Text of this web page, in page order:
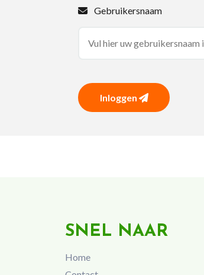
Gebruikersnaam
Inloggen
SNEL NAAR
Home